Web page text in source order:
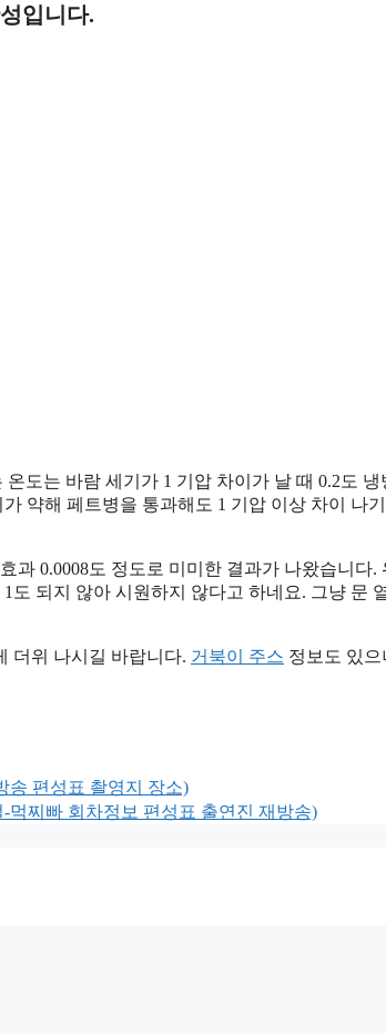
입니다.
도는 바람 세기가 1 기압 차이가 날 때 0.2도 냉
약해 페트병을 통과해도 1 기압 이상 차이 나
과 0.0008도 정도로 미미한 결과가 나왔습니다.
도 되지 않아 시원하지 않다고 하네요. 그냥 문
더위 나시길 바랍니다. 거북이 주스 정보도 있으
송 편성표 촬영지 장소)
먹찌빠 회차정보 편성표 출연진 재방송)